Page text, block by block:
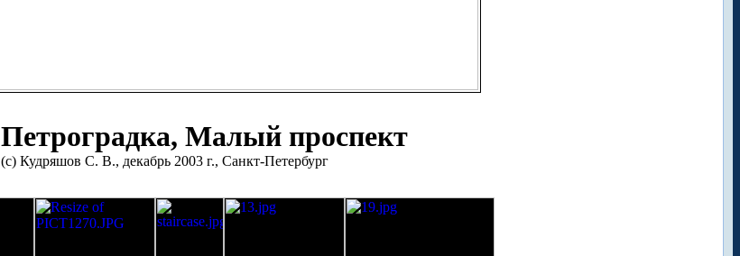
Петроградка, Малый проспект
(с) Кудряшов С. В., декабрь 2003 г., Санкт-Петербург